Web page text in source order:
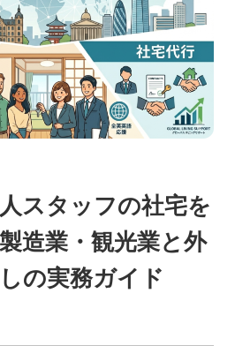
スタッフの社宅を
造業・観光業と外
の実務ガイド